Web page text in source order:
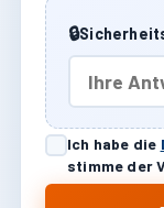
🔒
Ich habe die
stimme der